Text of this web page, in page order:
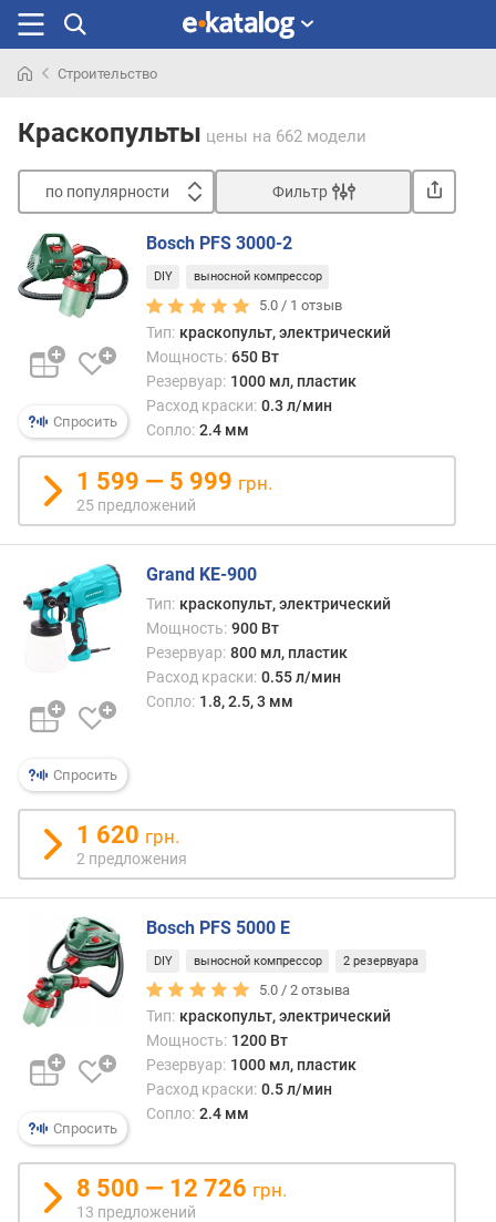
раньше
Строительство
Краскопульты цены на 662 модели
по популярности
п
о
п
п
у
я
р
о
о
т
ш
е
ы
х
к
д
о
р
и
м
о
д
о
г
и
х
Фильтр
Спросить
Bosch PFS 3000-2
DIY выносной компрессор
5.0 / 1 отзыв
Тип: краскопульт, электрический
Мощность: 650 Вт
Резервуар: 1000 мл, пластик
Расход краски: 0.3 л/мин
Сопло: 2.4 мм
1 599 — 5 999 грн.
25 предложений
Спросить
Grand KE-900
Тип: краскопульт, электрический
Мощность: 900 Вт
Резервуар: 800 мл, пластик
Расход краски: 0.55 л/мин
Сопло: 1.8, 2.5, 3 мм
1 620 грн.
2 предложения
Спросить
Bosch PFS 5000 E
DIY выносной компрессор 2 резервуара
5.0 /2 отзыва
Тип: краскопульт, электрический
Мощность: 1200 Вт
Резервуар: 1000 мл, пластик
Расход краски: 0.5 л/мин
Сопло: 2.4 мм
8 500 — 12 726 грн.
13 предложений